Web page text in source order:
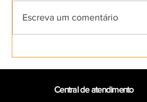
no próximo 4 de agosto
Escreva um comentário
Central de atendimento